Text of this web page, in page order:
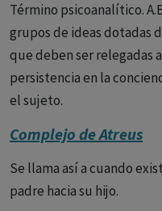
Término psicoanalítico.
grupos de ideas dotadas
que deben ser relegadas
persistencia en la
el sujeto.
Complejo de Atreus
Se llama así a cuando
padre hacia su hijo.